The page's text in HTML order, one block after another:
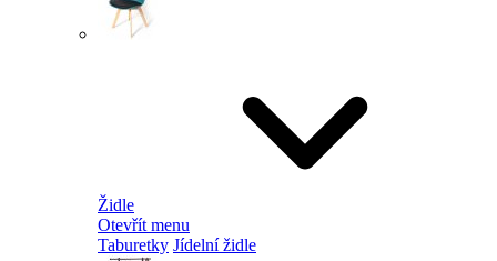
Židle
Otevřít menu
Taburetky Jídelní židle